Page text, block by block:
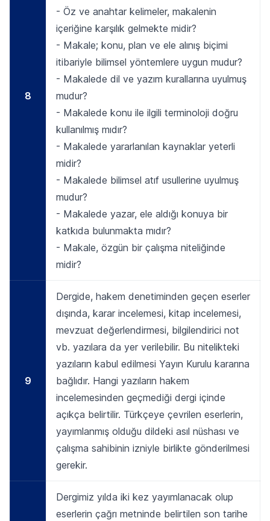
8
- Öz ve anahtar kelimeler, makalenin
içeriğine karşılık gelmekte midir?
- Makale; konu, plan ve ele alınış biçimi
itibariyle bilimsel yöntemlere uygun mudur?
- Makalede dil ve yazım kurallarına uyulmuş
mudur?
- Makalede konu ile ilgili terminoloji doğru
kullanılmış mıdır?
- Makalede yararlanılan kaynaklar yeterli
midir?
- Makalede bilimsel atıf usullerine uyulmuş
mudur?
- Makalede yazar, ele aldığı konuya bir
katkıda bulunmakta mıdır?
- Makale, özgün bir çalışma niteliğinde
midir?
9
Dergide, hakem denetiminden geçen eserler
dışında, karar incelemesi, kitap incelemesi,
mevzuat değerlendirmesi, bilgilendirici not
vb. yazılara da yer verilebilir. Bu nitelikteki
yazıların kabul edilmesi Yayın Kurulu kararına
bağlıdır. Hangi yazıların hakem
incelemesinden geçmediği dergi içinde
açıkça belirtilir. Türkçeye çevrilen eserlerin,
yayımlanmış olduğu dildeki asıl nüshası ve
çalışma sahibinin izniyle birlikte gönderilmesi
gerekir.
Dergimiz yılda iki kez yayımlanacak olup
eserlerin çağrı metninde belirtilen son tarihe